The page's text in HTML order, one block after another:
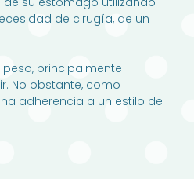
de cirugía, de un
principalmente
No obstante, como
adherencia a un estilo de